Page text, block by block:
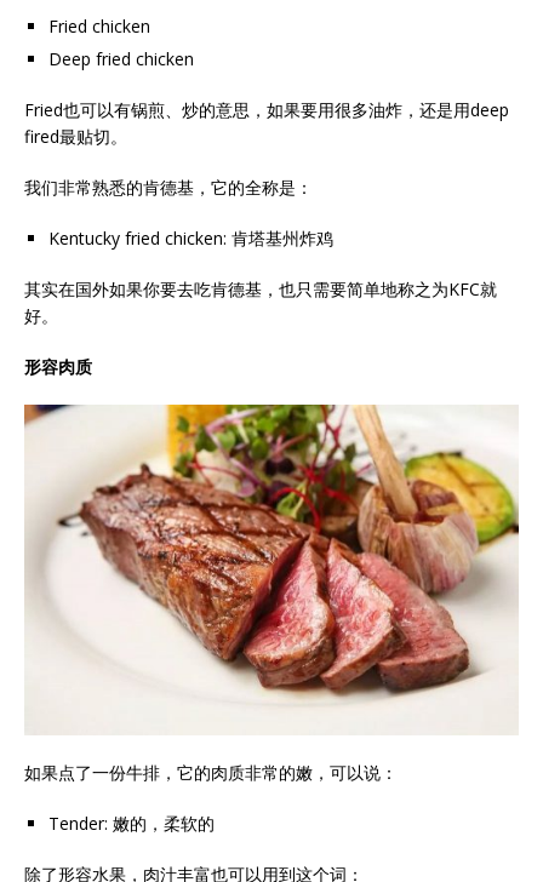
Fried chicken
Deep fried chicken
Fried也可以有锅煎、炒的意思，如果要用很多油炸，还是用deep
fired最贴切。
我们非常熟悉的肯德基，它的全称是：
Kentucky fried chicken: 肯塔基州炸鸡
其实在国外如果你要去吃肯德基，也只需要简单地称之为KFC就
好。
形容肉质
如果点了一份牛排，它的肉质非常的嫩，可以说：
Tender: 嫩的，柔软的
除了形容水果，肉汁丰富也可以用到这个词：